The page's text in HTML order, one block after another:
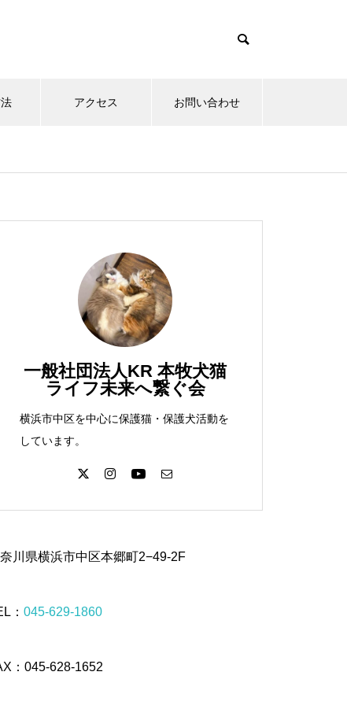
アクセス お問い合わせ
一般社団法人KR 本牧犬猫
ライフ未来へ繋ぐ会
横浜市中区を中心に保護猫・保護犬活動を
しています。
川県横浜市中区本郷町2−49-2F
： 045-629-1860
：045-628-1652